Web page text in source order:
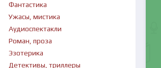
Фантастика
Ужасы, мистика
Аудиоспектакли
Роман, проза
Эзотерика
Детективы, триллеры